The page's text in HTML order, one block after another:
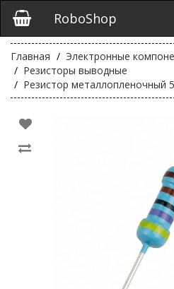
RoboShop
Главная Электронные
Резисторы выводные
Резистор металлопленочный